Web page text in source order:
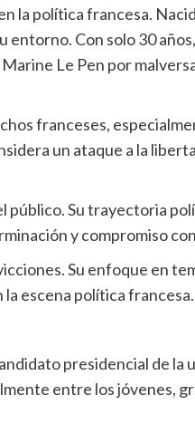
la política francesa.
entorno. Con solo 30
Le Pen por
franceses,
un ataque a la
Su trayectoria
y compromiso
Su enfoque en
escena política francesa.
presidencial de la
entre los jóvenes,